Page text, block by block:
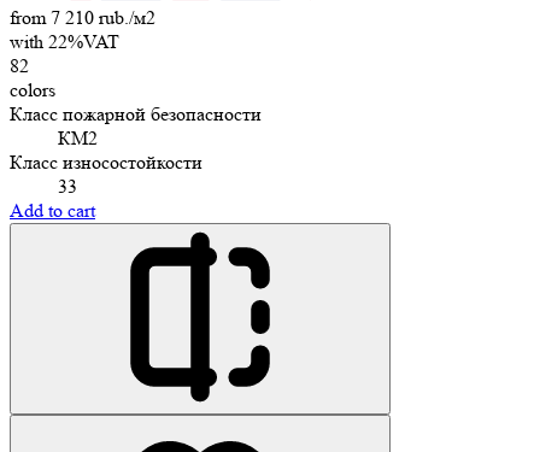
from 7 210 rub./м2
with 22%VAT
82
colors
Класс пожарной безопасности
КМ2
Класс износостойкости
33
Add to cart